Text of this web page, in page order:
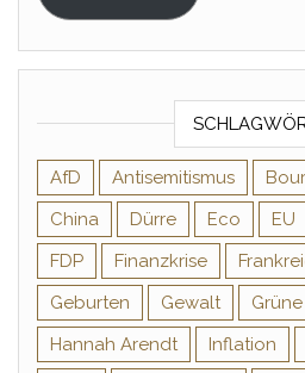
AfD Antisemitismus
China
Dürre Eco EU
FDP
Finanzkrise
Geburten
Gewalt Grüne
Hannah Arendt
Inflation